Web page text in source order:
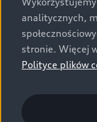
Wszystkie
są wykonywane z
względem
określone w
europejskimi
o.o. podlega
użytkownikom
analitycznych,
stronie. Więcej
Polityce plików